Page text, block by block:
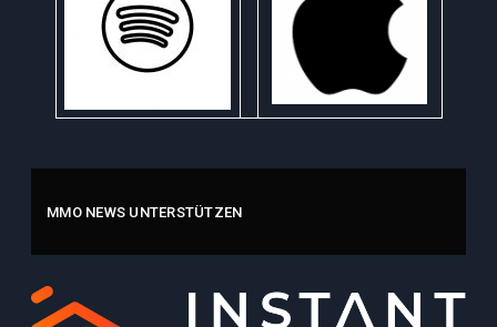
MMO NEWS UNTERSTÜTZEN